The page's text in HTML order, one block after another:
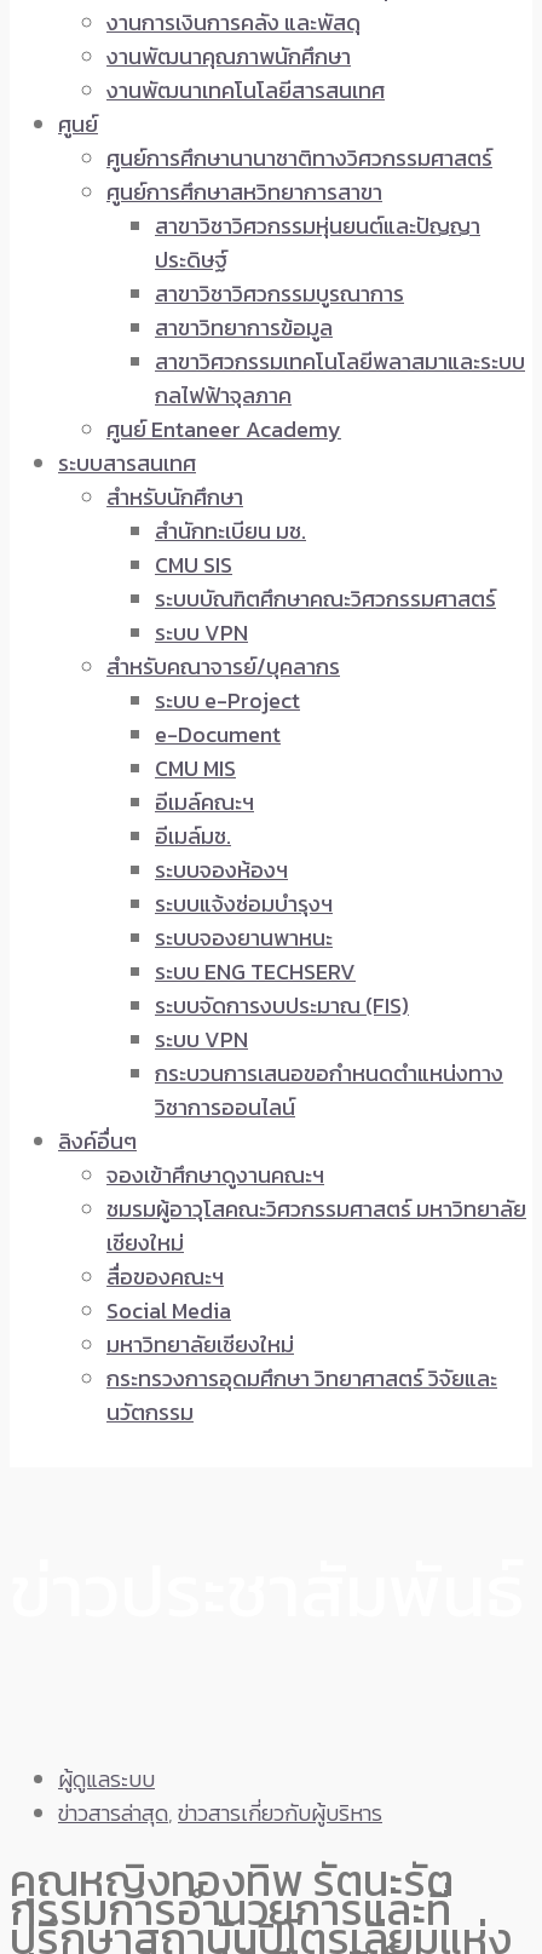
งานการเงินการคลัง และพัสดุ
งานพัฒนาคุณภาพนักศึกษา
งานพัฒนาเทคโนโลยีสารสนเทศ
ศูนย์
ศูนย์การศึกษานานาชาติทางวิศวกรรมศาสตร์
ศูนย์การศึกษาสหวิทยาการสาขา
สาขาวิชาวิศวกรรมหุ่นยนต์และปัญญา
ประดิษฐ์
สาขาวิชาวิศวกรรมบูรณาการ
สาขาวิทยาการข้อมูล
สาขาวิศวกรรมเทคโนโลยีพลาสมาและระบบ
กลไฟฟ้าจุลภาค
ศูนย์ Entaneer Academy
ระบบสารสนเทศ
สำหรับนักศึกษา
สำนักทะเบียน มช.
CMU SIS
ระบบบัณฑิตศึกษาคณะวิศวกรรมศาสตร์
ระบบ VPN
สำหรับคณาจารย์/บุคลากร
ระบบ e-Project
e-Document
CMU MIS
อีเมล์คณะฯ
อีเมล์มช.
ระบบจองห้องฯ
ระบบแจ้งซ่อมบำรุงฯ
ระบบจองยานพาหนะ
ระบบ ENG TECHSERV
ระบบจัดการงบประมาณ (FIS)
ระบบ VPN
กระบวนการเสนอขอกำหนดตำแหน่งทาง
วิชาการออนไลน์
ลิงค์อื่นๆ
จองเข้าศึกษาดูงานคณะฯ
ชมรมผู้อาวุโสคณะวิศวกรรมศาสตร์ มหาวิทยาลัย
เชียงใหม่
สื่อของคณะฯ
Social Media
มหาวิทยาลัยเชียงใหม่
กระทรวงการอุดมศึกษา วิทยาศาสตร์ วิจัยและ
นวัตกรรม
ผู้ดูแลระบบ
ข่าวสารล่าสุด,ข่าวสารเกี่ยวกับผู้บริหาร
คุณหญิงทองทิพ รัตนะรัต
กรรมการอำนวยการและที่
ปรึกษาสถาบันปิโตรเลียมแห่ง